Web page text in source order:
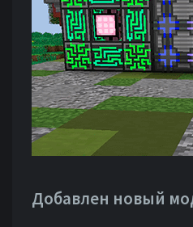
Добавлен новый